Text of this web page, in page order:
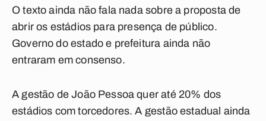
O texto ainda não fala nada sobre a proposta de
abrir os estádios para presença de público.
Governo do estado e prefeitura ainda não
entraram em consenso.
A gestão de João Pessoa quer até 20% dos
estádios com torcedores. A gestão estadual ainda